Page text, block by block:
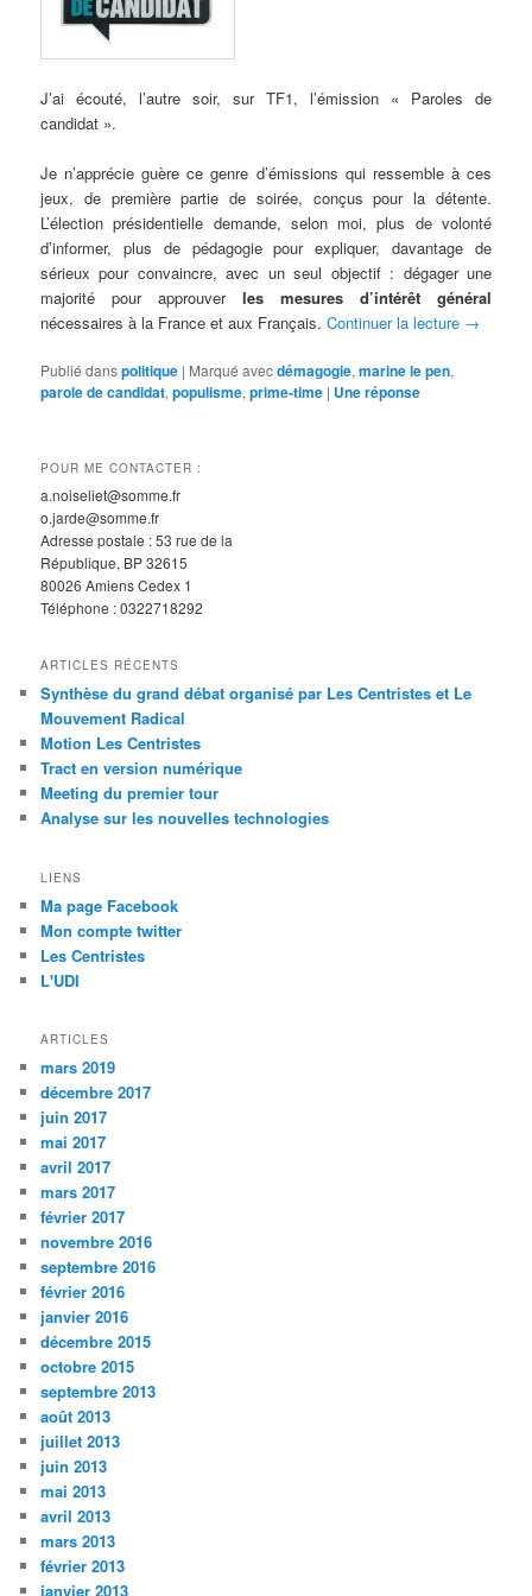
J’ai écouté, l’autre soir, sur TF1, l’émission « Paroles de
candidat ».
Je n’apprécie guère ce genre d’émissions qui ressemble à ces
jeux, de première partie de soirée, conçus pour la détente.
L’élection présidentielle demande, selon moi, plus de volonté
d’informer, plus de pédagogie pour expliquer, davantage de
sérieux pour convaincre, avec un seul objectif : dégager une
majorité pour approuver les mesures d’intérêt général
nécessaires à la France et aux Français.Continuer la lecture →
Publié danspolitique | Marqué avecdémagogie,marine le pen,
parole de candidat,populisme,prime-time | Uneréponse
POUR ME CONTACTER :
a.noiseliet@somme.fr
o.jarde@somme.fr
Adresse postale : 53 rue de la
République, BP 32615
80026 Amiens Cedex 1
Téléphone : 0322718292
ARTICLES RÉCENTS
Synthèse du grand débat organisé par Les Centristes et Le
Mouvement Radical
Motion Les Centristes
Tract en version numérique
Meeting du premier tour
Analyse sur les nouvelles technologies
LIENS
Ma page Facebook
Mon compte twitter
Les Centristes
L'UDI
ARTICLES
mars 2019
décembre 2017
juin 2017
mai 2017
avril 2017
mars 2017
février 2017
novembre 2016
septembre 2016
février 2016
janvier 2016
décembre 2015
octobre 2015
septembre 2013
août 2013
juillet 2013
juin 2013
mai 2013
avril 2013
mars 2013
février 2013
janvier 2013